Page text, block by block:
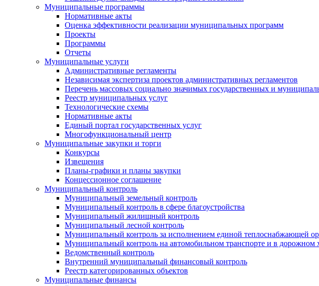
Муниципальные программы
Нормативные акты
Оценка эффективности реализации муниципальных программ
Проекты
Программы
Отчеты
Муниципальные услуги
Административные регламенты
Независимая экспертиза проектов административных регламентов
Перечень массовых социально значимых государственных и
Реестр муниципальных услуг
Технологические схемы
Нормативные акты
Единый портал государственных услуг
Многофункциональный центр
Муниципальные закупки и торги
Конкурсы
Извещения
Планы-графики и планы закупки
Концессионное соглашение
Муниципальный контроль
Муниципальный земельный контроль
Муниципальный контроль в сфере благоустройства
Муниципальный жилищный контроль
Муниципальный лесной контроль
Муниципальный контроль за исполнением единой теплоснабжающей
Муниципальный контроль на автомобильном транспорте и в дорожном
Ведомственный контроль
Внутренний муниципальный финансовый контроль
Реестр категорированных объектов
Муниципальные финансы